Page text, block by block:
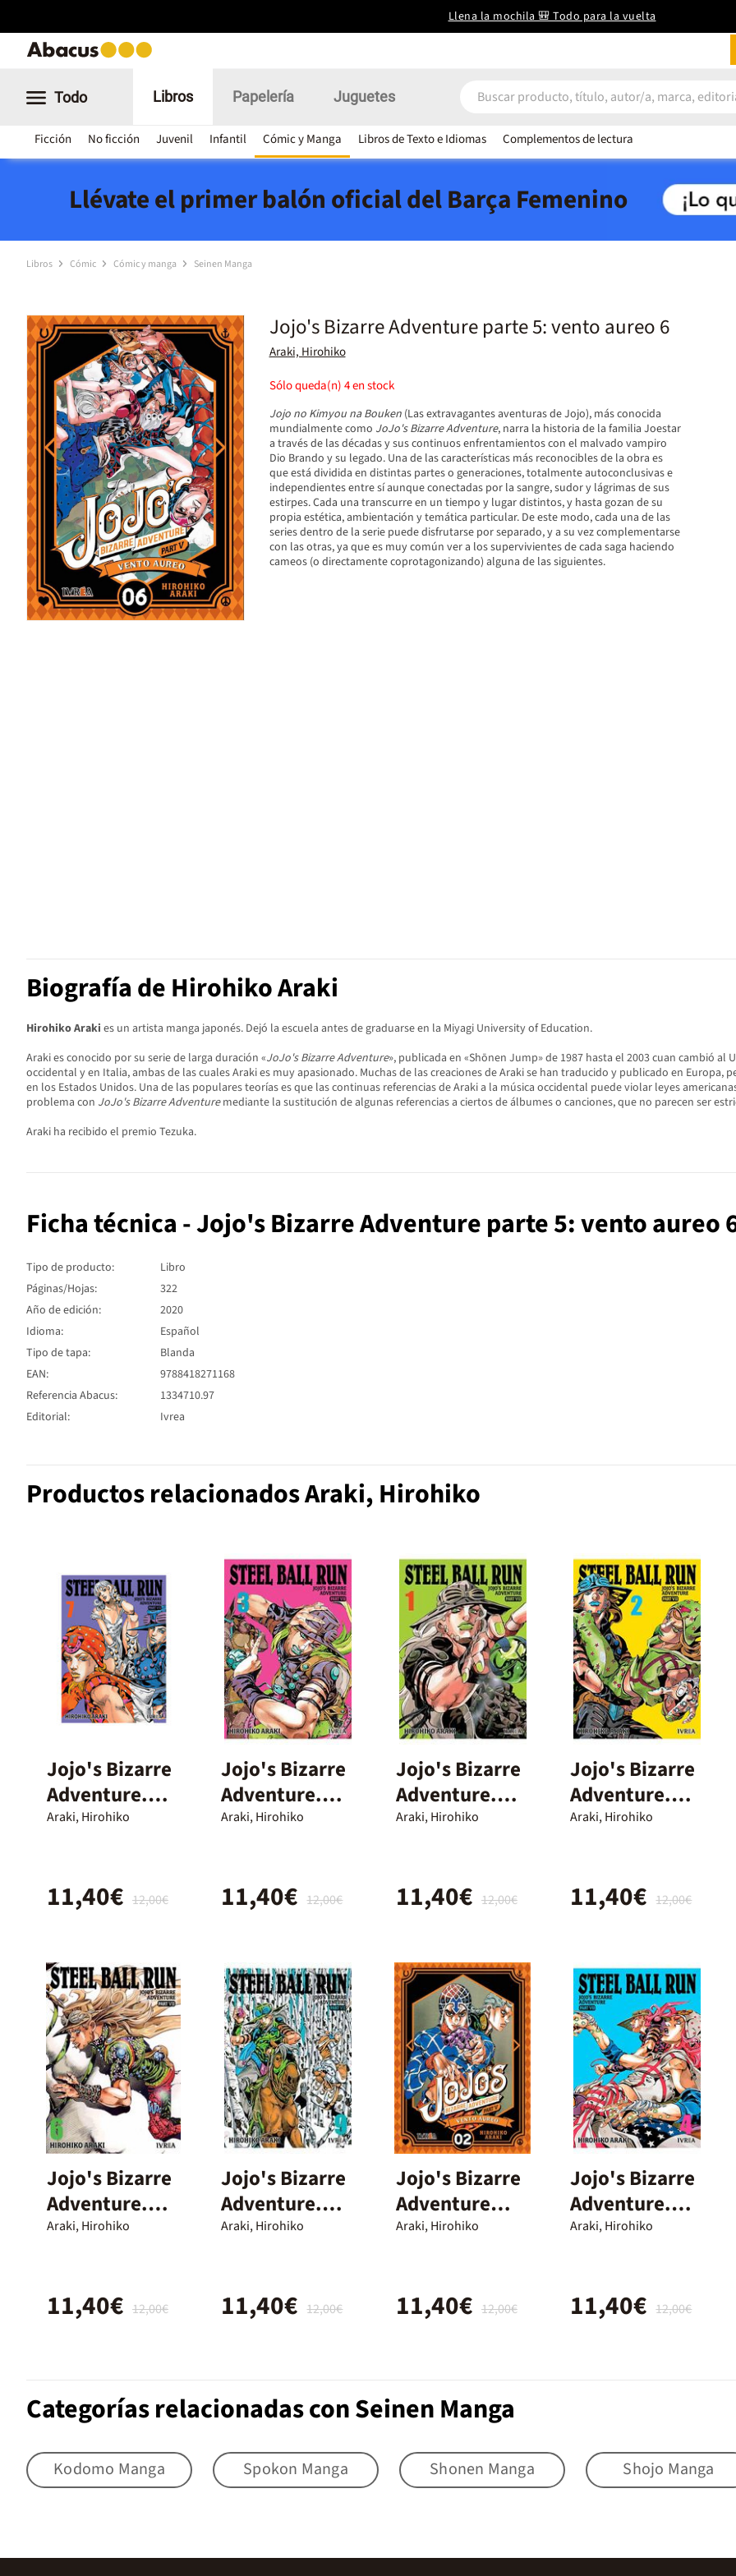
Llena la mochila 🎒 Todo para la vuelta
Todo Libros
Ficción No ficción Juvenil Infantil Cómic y Manga Libros de Texto e Idiomas Complementos de lectura
Papelería Juguetes
Llévate el primer balón oficial del Barça Femenino
Libros Cómic Cómic y manga Seinen Manga
Jojo's Bizarre Adventure parte 5: vento aureo 6
Araki, Hirohiko
Sólo queda(n)4en stock
Jojo no Kimyou na Bouken(Las extravagantes aventuras de Jojo), más conocida
mundialmente como JoJo's Bizarre Adventure, narra la historia de la familia Joestar
a través de las décadas y sus continuos enfrentamientos con el malvado vampiro
Dio Brando y su legado. Una de las características más reconocibles de la obra es
que está dividida en distintas partes o generaciones, totalmente autoconclusivas e
independientes entre sí aunque conectadas por la sangre, sudor y lágrimas de sus
estirpes. Cada una transcurre en un tiempo y lugar distintos, y hasta gozan de su
propia estética, ambientación y temática particular. De este modo, cada una de las
series dentro de la serie puede disfrutarse por separado, y a su vez complementarse
con las otras, ya que es muy común ver a los supervivientes de cada saga haciendo
cameos (o directamente coprotagonizando) alguna de las siguientes.
Biografía de Hirohiko Araki
Hirohiko Araki es un artista manga japonés. Dejó la escuela antes de graduarse en la Miyagi University of Education.
Araki es conocido por su serie de larga duración «JoJo's Bizarre Adventure», publicada en «Shōnen Jump» de 1987 hasta el 2003 cuan cambió
occidental y en Italia, ambas de las cuales Araki es muy apasionado. Muchas de las creaciones de Araki se han traducido y publicado en Europa,
en los Estados Unidos. Una de las populares teorías es que las continuas referencias de Araki a la música occidental puede violar leyes
problema con JoJo's Bizarre Adventuremediante la sustitución de algunas referencias a ciertos de álbumes o canciones, que no parecen ser
Araki ha recibido el premio Tezuka.
Ficha técnica - Jojo's Bizarre Adventure parte 5: vento aureo
Tipo de producto:
Libro
Páginas/Hojas:
322
Año de edición:
2020
Idioma:
Español
Tipo de tapa:
Blanda
EAN:
9788418271168
Referencia Abacus:
1334710.97
Editorial:
Ivrea
Productos relacionados Araki, Hirohiko
Jojo's Bizarre
Adventure.
Parte 7. Steel
Araki, Hirohiko
12,00€
11,40€
Jojo's Bizarre
Adventure.
Parte 7. Steel
Araki, Hirohiko
12,00€
11,40€
Jojo's Bizarre
Adventure.
Parte 7. Steel
Araki, Hirohiko
12,00€
11,40€
Jojo's Bizarre
Adventure.
Parte 7. Steel
Araki, Hirohiko
12,00€
11,40€
Jojo's Bizarre
Adventure.
Parte 7. Steel
Araki, Hirohiko
12,00€
11,40€
Jojo's Bizarre
Adventure.
Parte 7. Steel
Araki, Hirohiko
12,00€
11,40€
Jojo's Bizarre
Adventure
parte 5 vento
Araki, Hirohiko
12,00€
11,40€
Jojo's Bizarre
Adventure.
Parte 7. Steel
Araki, Hirohiko
12,00€
11,40€
Categorías relacionadas con Seinen Manga
Kodomo Manga Spokon Manga Shonen Manga Shojo Manga